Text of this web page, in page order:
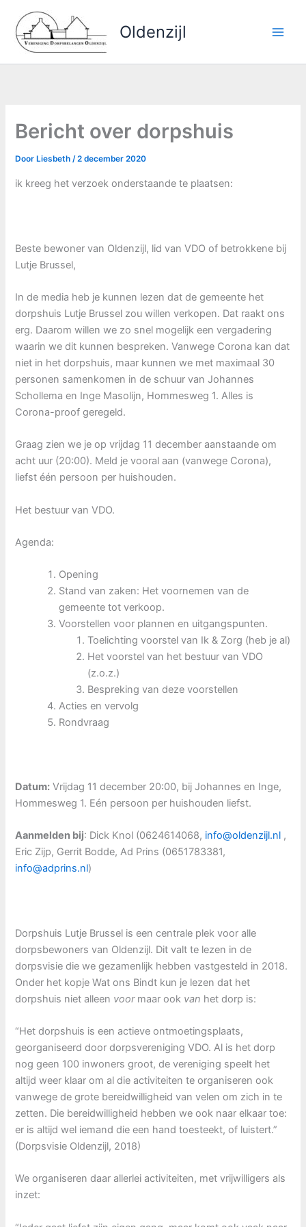
naar
Oldenzijl
Bericht over dorpshuis
Door Liesbeth/2 december 2020
ik kreeg het verzoek onderstaande te plaatsen:
Beste bewoner van Oldenzijl, lid van VDO of betrokkene bij
Lutje Brussel,
In de media heb je kunnen lezen dat de gemeente het
dorpshuis Lutje Brussel zou willen verkopen. Dat raakt ons
erg. Daarom willen we zo snel mogelijk een vergadering
waarin we dit kunnen bespreken. Vanwege Corona kan dat
niet in het dorpshuis, maar kunnen we met maximaal 30
personen samenkomen in de schuur van Johannes
Schollema en Inge Masolijn, Hommesweg 1. Alles is
Corona-proof geregeld.
Graag zien we je op vrijdag 11 december aanstaande om
acht uur (20:00). Meld je vooral aan (vanwege Corona),
liefst één persoon per huishouden.
Het bestuur van VDO.
Agenda:
Opening
Stand van zaken: Het voornemen van de
gemeente tot verkoop.
Voorstellen voor plannen en uitgangspunten.
Toelichting voorstel van Ik & Zorg (heb je al)
Het voorstel van het bestuur van VDO
(z.o.z.)
Bespreking van deze voorstellen
Acties en vervolg
Rondvraag
Datum: Vrijdag 11 december 20:00, bij Johannes en Inge,
Hommesweg 1. Eén persoon per huishouden liefst.
Aanmelden bij: Dick Knol (0624614068, info@oldenzijl.nl ,
Eric Zijp, Gerrit Bodde, Ad Prins (0651783381,
info@adprins.nl)
Dorpshuis Lutje Brussel is een centrale plek voor alle
dorpsbewoners van Oldenzijl. Dit valt te lezen in de
dorpsvisie die we gezamenlijk hebben vastgesteld in 2018.
Onder het kopje Wat ons Bindt kun je lezen dat het
dorpshuis niet alleen voormaar ook van het dorp is:
“Het dorpshuis is een actieve ontmoetingsplaats,
georganiseerd door dorpsvereniging VDO. Al is het dorp
nog geen 100 inwoners groot, de vereniging speelt het
altijd weer klaar om al die activiteiten te organiseren ook
vanwege de grote bereidwilligheid van velen om zich in te
zetten. Die bereidwilligheid hebben we ook naar elkaar toe:
er is altijd wel iemand die een hand toesteekt, of luistert.”
(Dorpsvisie Oldenzijl, 2018)
We organiseren daar allerlei activiteiten, met vrijwilligers als
inzet: